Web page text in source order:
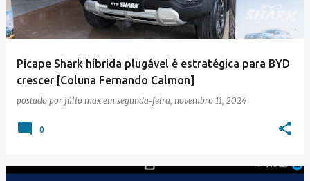
Picape Shark híbrida plugável é estratégica para BYD
crescer [Coluna Fernando Calmon]
postado por júlio max em segunda-feira, novembro 11, 2024
0